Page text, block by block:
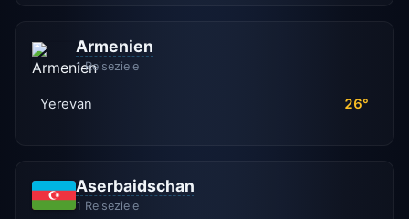
Armenien
1 Reiseziele
Yerevan 26°
Aserbaidschan
1 Reiseziele